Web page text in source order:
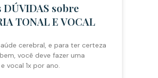
DÚVIDAS sobre
TONAL E VOCAL
cerebral, e para ter certeza
você deve fazer uma
vocal 1x por ano.